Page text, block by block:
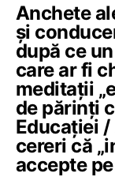
Anchete
și
după ce
care ar fi
meditații
de părinți
Educației /
cereri că
accepte